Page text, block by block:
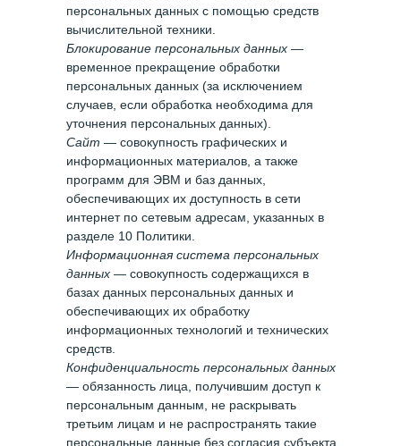
персональных данных с помощью средств
вычислительной техники.
Блокирование персональных данных —
временное прекращение обработки
персональных данных (за исключением
случаев, если обработка необходима для
уточнения персональных данных).
Сайт — совокупность графических и
информационных материалов, а также
программ для ЭВМ и баз данных,
обеспечивающих их доступность в сети
интернет по сетевым адресам, указанных в
разделе 10 Политики.
Информационная система персональных
данных — совокупность содержащихся в
базах данных персональных данных и
обеспечивающих их обработку
информационных технологий и технических
средств.
Конфиденциальность персональных данных
— обязанность лица, получившим доступ к
персональным данным, не раскрывать
третьим лицам и не распространять такие
персональные данные без согласия субъекта